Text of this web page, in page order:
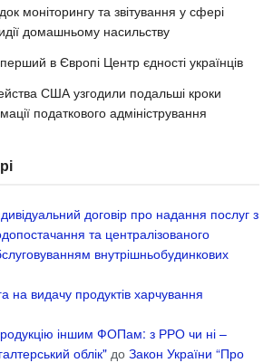
моніторингу та звітування у сфері
домашньому насильству
в Європі Центр єдності українців
США узгодили подальші кроки
податкового адміністрування
договір про надання послуг з
та централізованого
внутрішньобудинкових
на видачу продуктів харчування
іншим ФОПам: з РРО чи ні –
облік" до Закон України “Про